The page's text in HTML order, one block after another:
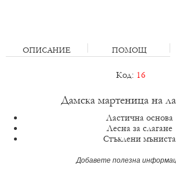
ОПИСАНИЕ ПОМОЩ
Код: 16
Дамска мартеница на
Ластична основа
Лесна за слагане
Стъклени мъниста
Добавете полезна